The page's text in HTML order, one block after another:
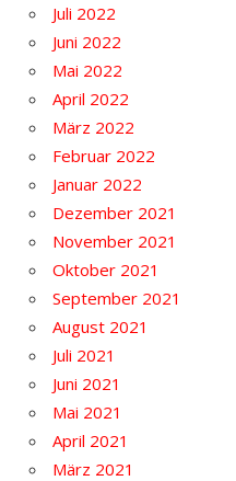
Juli 2022
Juni 2022
Mai 2022
April 2022
März 2022
Februar 2022
Januar 2022
Dezember 2021
November 2021
Oktober 2021
September 2021
August 2021
Juli 2021
Juni 2021
Mai 2021
April 2021
März 2021